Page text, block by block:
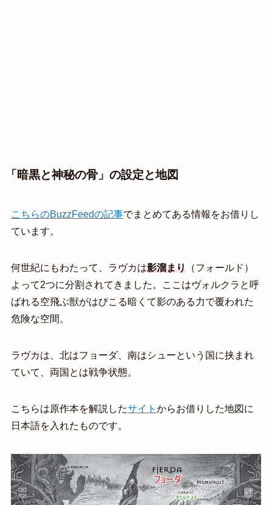
「暗黒と神秘の骨」の設定と地図
こちらのBuzzFeedの記事でまとめてある情報をお借りし
ています。
何世紀にもわたって、ラヴカは影溜まり（フォールド）
よって2つに分割されてきました。ここはヴォルクラと呼
ばれる空飛ぶ獣がはびこる暗くて影のある力で覆われた
危険な空間。
ラヴカは、北はフョーダ、南はシューという国に挟まれ
ていて、両国とは戦争状態。
こちらは原作本を解説したサイト からお借りした地図に
日本語を入れたものです。